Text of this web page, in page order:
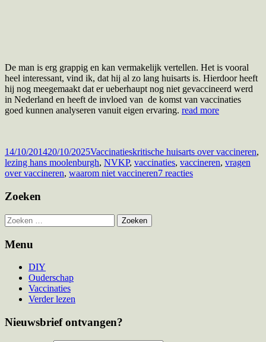
De man is erg grappig en kan vermakelijk vertellen. Het is vooral
heel interessant, vind ik, dat hij al zo lang huisarts is. Hierdoor heeft
hij nog meegemaakt dat er ueberhaupt nog niet gevaccineerd werd
in Nederland en heeft de invloed van de komst van vaccinaties
goed kunnen analyseren vanuit eigen ervaring. read more
Gepubliceerd
op
14/10/201420/10/2025Categorieën
VaccinatiesTags
kritische huisarts over vaccineren,
lezing hans moolenburgh, NVKP, vaccinaties, vaccineren, vragen
over vaccineren, waarom niet vaccineren7 reactiesop
Hoofd
sidebar
Zoeken
Zoeken
naar:
Menu
DIY
Ouderschap
Vaccinaties
Verder lezen
Nieuwsbrief ontvangen?